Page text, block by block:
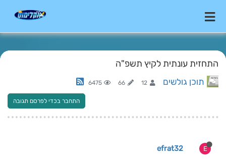
התחזית עונתית לקיץ תשפ"ה
תוכן גולשים 12
66
6475
התחבר בכדי לפרסם תגובה
E
efrat32